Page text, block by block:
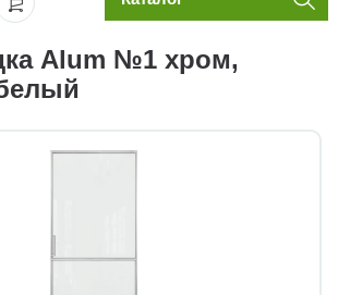
Alum №1 хром,